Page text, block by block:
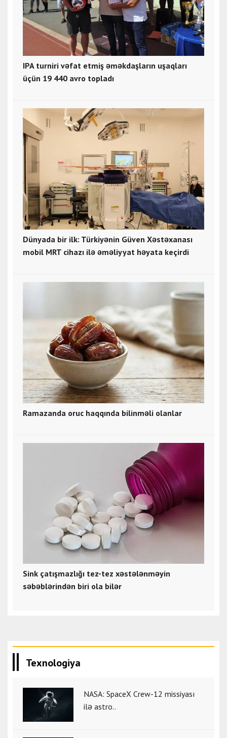
IPA turniri vəfat etmiş əməkdaşların uşaqları
üçün 19 440 avro topladı
Dünyada bir ilk: Türkiyənin Güven Xəstəxanası
mobil MRT cihazı ilə əməliyyat həyata keçirdi
Ramazanda oruc haqqında bilinməli olanlar
Sink çatışmazlığı tez-tez xəstələnməyin
səbəblərindən biri ola bilər
Texnologiya
NASA: SpaceX Crew-12 missiyası
ilə astro..